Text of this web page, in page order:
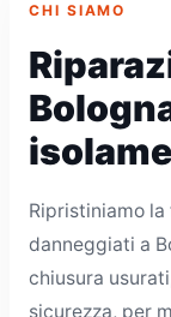
CHI SIAMO
Ripristiniamo
danneggiati a
chiusura
sicurezza, per